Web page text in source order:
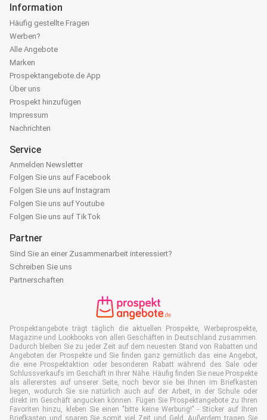
Information
Häufig gestellte Fragen
Werben?
Alle Angebote
Marken
Prospektangebote.de App
Über uns
Prospekt hinzufügen
Impressum
Nachrichten
Service
Anmelden Newsletter
Folgen Sie uns auf Facebook
Folgen Sie uns auf Instagram
Folgen Sie uns auf Youtube
Folgen Sie uns auf TikTok
Partner
Sind Sie an einer Zusammenarbeit interessiert?
Schreiben Sie uns
Partnerschaften
Prospektangebote trägt täglich die aktuellen Prospekte, Werbeprospekte,
Magazine und Lookbooks von allen Geschäften in Deutschland zusammen.
Dadurch bleiben Sie zu jeder Zeit auf dem neuesten Stand von Rabatten und
Angeboten der Prospekte und Sie finden ganz gemütlich das eine Angebot,
die eine Prospektaktion oder besonderen Rabatt während des Sale oder
Schlussverkaufs im Geschäft in Ihrer Nähe. Häufig finden Sie neue Prospekte
als allererstes auf unserer Seite, noch bevor sie bei Ihnen im Briefkasten
liegen, wodurch Sie sie natürlich auch auf der Arbeit, in der Schule oder
direkt im Geschäft angucken können. Fügen Sie Prospektangebote zu Ihren
Favoriten hinzu, kleben Sie einen "bitte keine Werbung!" - Sticker auf Ihren
Briefkasten und sparen Sie somit viel Zeit und Geld. Außerdem tragen Sie